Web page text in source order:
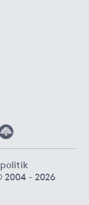
politik
- 2026